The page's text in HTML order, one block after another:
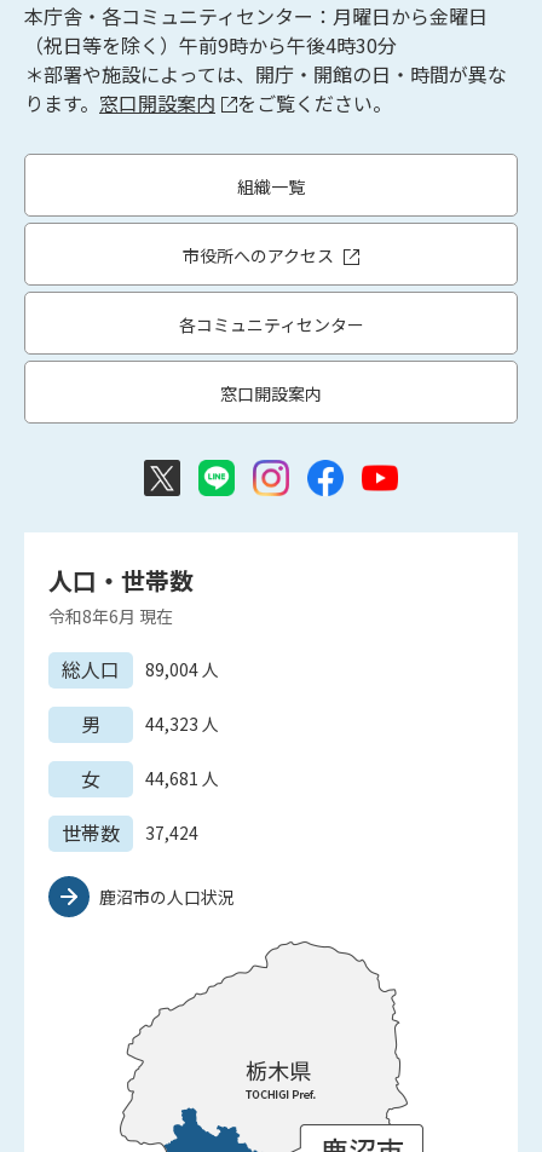
本庁舎・各コミュニティセンター：月曜日から金曜日
（祝日等を除く）午前9時から午後4時30分
＊部署や施設によっては、開庁・開館の日・時間が異な
ります。 窓口開設案内 をご覧ください。
組織一覧
市役所へのアクセス
各コミュニティセンター
窓口開設案内
人口・世帯数
令和8年6月 現在
総人口 89,004人
男 44,323 人
女 44,681 人
世帯数 37,424
鹿沼市の人口状況